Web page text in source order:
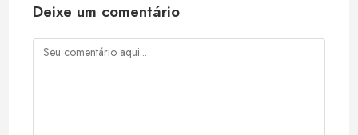
Deixe um comentário
Comentário